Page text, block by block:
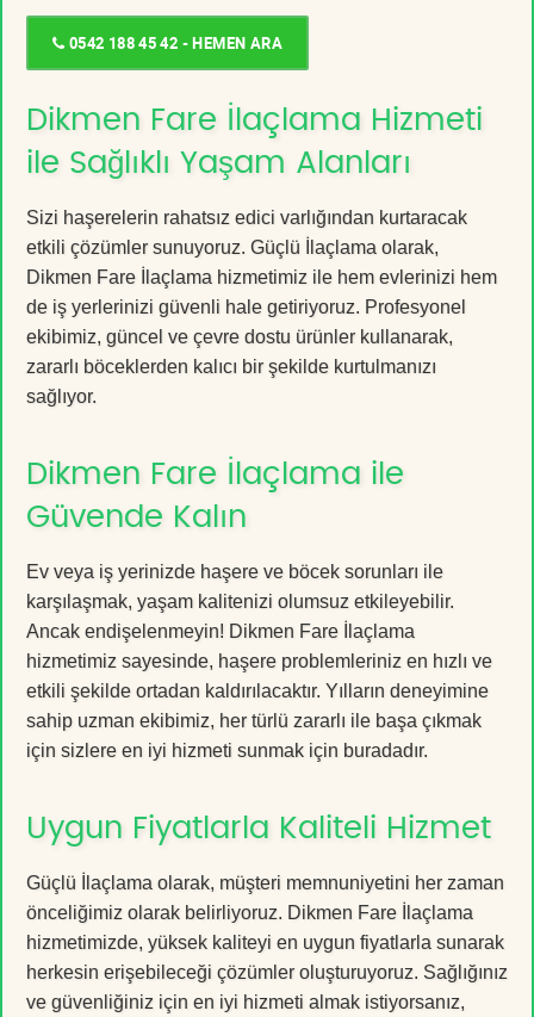
0542 188 45 42 - HEMEN ARA
Dikmen Fare İlaçlama Hizmeti
ile Sağlıklı Yaşam Alanları
Sizi haşerelerin rahatsız edici varlığından kurtaracak
etkili çözümler sunuyoruz. Güçlü İlaçlama olarak,
Dikmen Fare İlaçlama hizmetimiz ile hem evlerinizi hem
de iş yerlerinizi güvenli hale getiriyoruz. Profesyonel
ekibimiz, güncel ve çevre dostu ürünler kullanarak,
zararlı böceklerden kalıcı bir şekilde kurtulmanızı
sağlıyor.
Dikmen Fare İlaçlama ile
Güvende Kalın
Ev veya iş yerinizde haşere ve böcek sorunları ile
karşılaşmak, yaşam kalitenizi olumsuz etkileyebilir.
Ancak endişelenmeyin! Dikmen Fare İlaçlama
hizmetimiz sayesinde, haşere problemleriniz en hızlı ve
etkili şekilde ortadan kaldırılacaktır. Yılların deneyimine
sahip uzman ekibimiz, her türlü zararlı ile başa çıkmak
için sizlere en iyi hizmeti sunmak için buradadır.
Uygun Fiyatlarla Kaliteli Hizmet
Güçlü İlaçlama olarak, müşteri memnuniyetini her zaman
önceliğimiz olarak belirliyoruz. Dikmen Fare İlaçlama
hizmetimizde, yüksek kaliteyi en uygun fiyatlarla sunarak
herkesin erişebileceği çözümler oluşturuyoruz. Sağlığınız
ve güvenliğiniz için en iyi hizmeti almak istiyorsanız,